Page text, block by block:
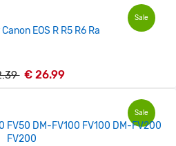
Sale
EOS R R5 R6 Ra
€ 26.99
Sale
FV50 DM-FV100 FV100 DM-FV200
FV200